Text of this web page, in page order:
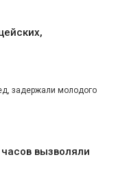
задержали молодого
вызволяли